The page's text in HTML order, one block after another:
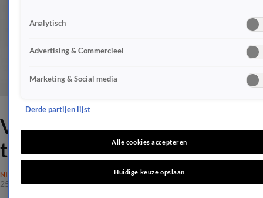
Van Dik Hout klaar voor
tweede 25 jaar
NIEUWS
25 okt 2019, 08:43
Analytisch
Advertising & Commercieel
Marketing & Social media
Derde partijen lijst
Alle cookies accepteren
Huidige keuze opslaan